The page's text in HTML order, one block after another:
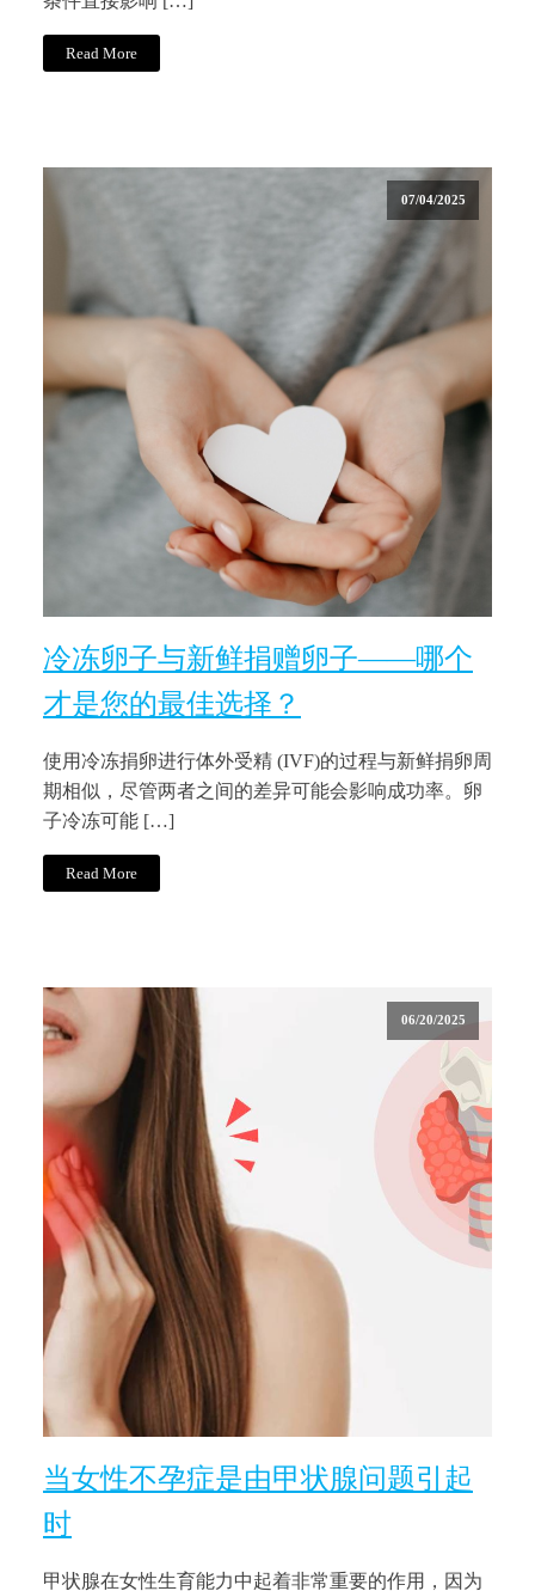
Read More
07/04/2025
冷冻卵子与新鲜捐赠卵子——哪个
才是您的最佳选择？
使用冷冻捐卵进行体外受精 (IVF)的过程与新鲜捐卵周
期相似，尽管两者之间的差异可能会影响成功率。卵
子冷冻可能 […]
Read More
06/20/2025
当女性不孕症是由甲状腺问题引起
时
甲状腺在女性生育能力中起着非常重要的作用，因为